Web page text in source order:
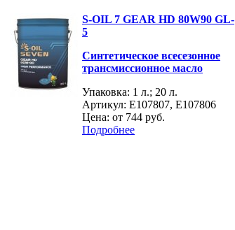
S-OIL 7 GEAR HD 80W90 GL-
5
Синтетическое всесезонное
трансмиссионное масло
Упаковка: 1 л.; 20 л.
Артикул: E107807, E107806
Цена: от 744 руб.
Подробнее